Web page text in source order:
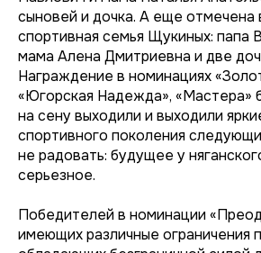
сыновей и дочка. А еще отмечена
спортивная семья Щукиных: папа
мама Алена Дмитриевна и две
Награждение в номинациях
«Югорская Надежда», «Мастера»
на сену выходили и выходили
спортивного поколения
не радовать: будущее у
серьезное.
Победителей в номинации
имеющих различные ограничения